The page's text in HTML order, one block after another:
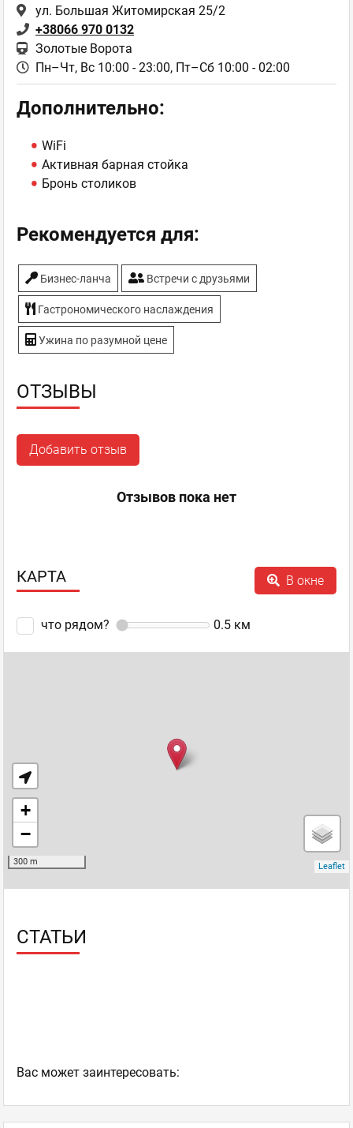
ул. Большая Житомирская 25/2
+38066 970 0132
Золотые Ворота
Пн–Чт, Вс 10:00 - 23:00, Пт–Сб 10:00 - 02:00
Дополнительно:
WiFi
Активная барная стойка
Бронь столиков
Рекомендуется для:
Бизнес-ланча Встречи с друзьями
Гастрономического наслаждения
Ужина по разумной цене
ОТЗЫВЫ
Добавить отзыв
Отзывов пока нет
КАРТА В окне
что рядом? 0.5 км
СТАТЬИ
Ваc может заинтересовать: